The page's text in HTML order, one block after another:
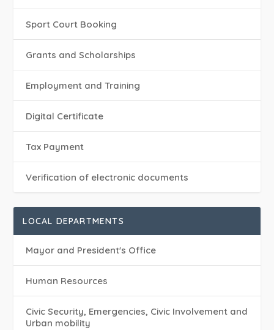
Sport Court Booking
Grants and Scholarships
Employment and Training
Digital Certificate
Tax Payment
Verification of electronic documents
LOCAL DEPARTMENTS
Mayor and President's Office
Human Resources
Civic Security, Emergencies, Civic Involvement and
Urban mobility